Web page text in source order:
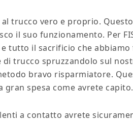
trucco vero e proprio.
il suo funzionamento. Per
tutto il sacrificio che
trucco spruzzandolo sul
bravo risparmiatore.
spesa come avrete capito.
a contatto avrete